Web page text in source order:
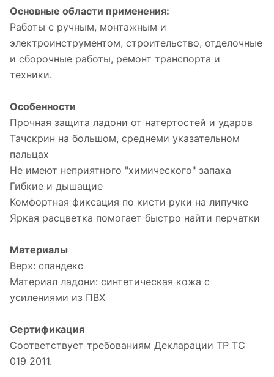
Основные области применения:
Работы с ручным, монтажным и
электроинструментом, строительство, отделочные
и сборочные работы, ремонт транспорта и
техники.
Особенности
Прочная защита ладони от натертостей и ударов
Тачскрин на большом, среднеми указательном
пальцах
Не имеют неприятного "химического" запаха
Гибкие и дышащие
Комфортная фиксация по кисти руки на липучке
Яркая расцветка помогает быстро найти перчатки
Материалы
Верх: спандекс
Материал ладони: синтетическая кожа с
усилениями из ПВХ
Сертификация
Соответствует требованиям Декларации ТР ТС
019 2011.